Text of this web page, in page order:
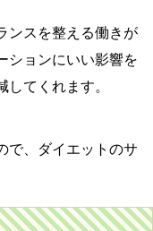
ンスを整える働きが
ションにいい影響を
てくれます。
で、ダイエットのサ